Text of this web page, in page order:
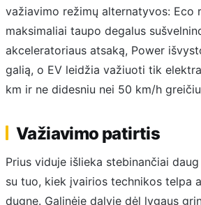
važiavimo režimų alternatyvos: Eco
maksimaliai taupo degalus
akceleratoriaus atsaką, Power
galią, o EV leidžia važiuoti tik
km ir ne didesniu nei 50 km/h
Važiavimo patirtis
Prius viduje išlieka stebinančiai
su tuo, kiek įvairios technikos telpa
dugne. Galinėje dalyje dėl lygaus